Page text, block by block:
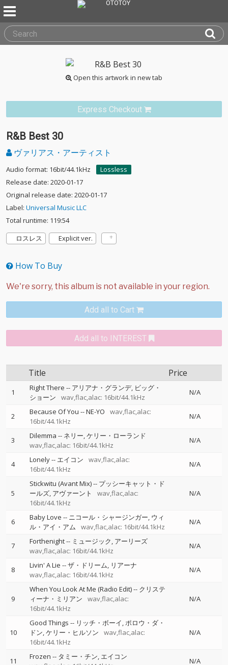
Open this artwork in new tab
Express Checkout
R&B Best 30
ヴァリアス・アーティスト
Audio format: 16bit/44.1kHz
Lossless
Release date: 2020-01-17
Original release date: 2020-01-17
Label: Universal Music LLC
Total runtime: 119:54
ロスレス
Explicit ver.
How To Buy
Add all to Cart
Add all to INTEREST
Title Price
1 Right There -- アリアナ・グランデ ビッグ・
ショーン
wav,flac,alac: 16bit/44.1kHz
N/A
2 Because Of You --NE-YO
wav,flac,alac:
16bit/44.1kHz
N/A
3 Dilemma -- ネリー ケリー・ローランド
wav,flac,alac: 16bit/44.1kHz
N/A
4 Lonely-- エイコン
wav,flac,alac:
16bit/44.1kHz
N/A
5
Stickwitu (Avant Mix)-- プッシーキャット・ド
ールズ アヴァーント
wav,flac,alac:
16bit/44.1kHz
N/A
6 Baby Love -- ニコール・シャージンガー ウィ
ル・アイ・アム
wav,flac,alac: 16bit/44.1kHz
N/A
7 Forthenight-- ミュージック アーリーズ
wav,flac,alac: 16bit/44.1kHz
N/A
8 Livin' A Lie --ザ・ドリーム リアーナ
wav,flac,alac: 16bit/44.1kHz
N/A
9
When You Look At Me (Radio Edit)-- クリステ
ィーナ・ミリアン
wav,flac,alac:
16bit/44.1kHz
N/A
10
Good Things -- リッチ・ボーイ ポロウ・ダ・
ドン ケリー・ヒルソン
wav,flac,alac:
16bit/44.1kHz
N/A
11 Frozen -- タミー・チン エイコン
N/A